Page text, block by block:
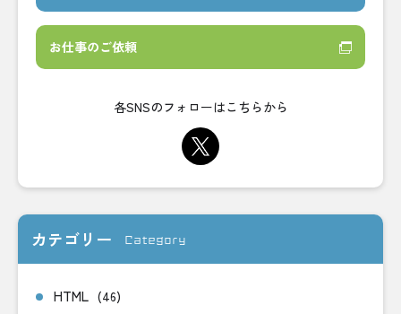
お仕事のご依頼
各SNSのフォローはこちらから
カテゴリー Category
HTML (46)